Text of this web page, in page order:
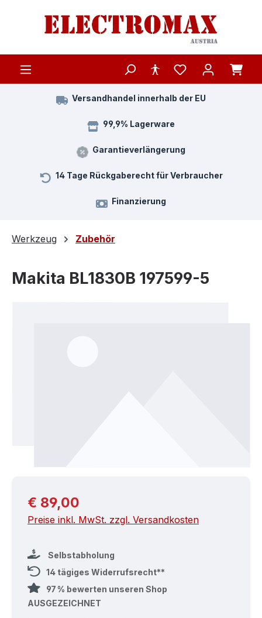
Zum Hauptinhalt springen
Versandhandel innerhalb der EU
99,9% Lagerware
Garantieverlängerung
14 Tage Rückgaberecht für Verbraucher
Finanzierung
Werkzeug Zubehör
Makita BL1830B 197599-5
Regulärer Preis:
€ 89,00
Preise inkl. MwSt. zzgl. Versandkosten
Selbstabholung
14 tägiges Widerrufsrecht**
97 % bewerten unseren Shop
AUSGEZEICHNET